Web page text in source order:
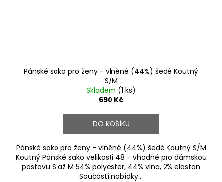
Pánské sako pro ženy - vlněné (44%) šedé Koutný
S/M
Skladem (1 ks)
690 Kč
DO KOŠÍKU
Pánské sako pro ženy - vlněné (44%) šedé Koutný S/M
Koutný Pánské sako velikosti 48 - vhodné pro dámskou
postavu S až M 54% polyester, 44% vlna, 2% elastan
Součástí nabídky...